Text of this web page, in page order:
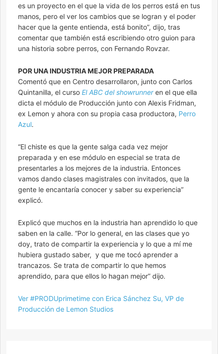
es un proyecto en el que la vida de los perros está en tus
manos, pero el ver los cambios que se logran y el poder
hacer que la gente entienda, está bonito”, dijo, tras
comentar que también está escribiendo otro guion para
una historia sobre perros, con Fernando Rovzar.
POR UNA INDUSTRIA MEJOR PREPARADA
Comentó que en Centro desarrollaron, junto con Carlos
Quintanilla, el curso El ABC del showrunneren el que ella
dicta el módulo de Producción junto con Alexis Fridman,
ex Lemon y ahora con su propia casa productora, Perro
Azul.
“El chiste es que la gente salga cada vez mejor
preparada y en ese módulo en especial se trata de
presentarles a los mejores de la industria. Entonces
vamos dando clases magistrales con invitados, que la
gente le encantaría conocer y saber su experiencia”
explicó.
Explicó que muchos en la industria han aprendido lo que
saben en la calle. “Por lo general, en las clases que yo
doy, trato de compartir la experiencia y lo que a mí me
hubiera gustado saber, y que me tocó aprender a
trancazos. Se trata de compartir lo que hemos
aprendido, para que ellos lo hagan mejor” dijo.
Ver #PRODUprimetime con Erica Sánchez Su, VP de
Producción de Lemon Studios